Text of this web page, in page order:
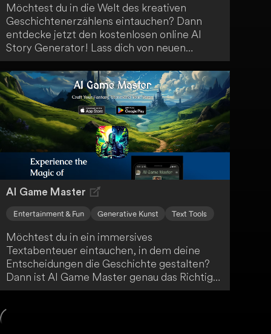
Möchtest du in die Welt des kreativen
Geschichtenerzählens eintauchen? Dann
entdecke jetzt den kostenlosen online AI
Story Generator! Lass dich von neuen
Erzählungen inspirieren und erkunde
verschiedene Genres mit anpassbaren
Optionen. Nutze die AI-generierten
Geschichten als Inspirationsquelle für dein
kreatives Schreiben, zur Unterhaltung oder
für Bildungszwecke.
AI Game Master
Entertainment & Fun Generative Kunst Text Tools
Möchtest du in ein immersives
Textabenteuer eintauchen, in dem deine
Entscheidungen die Geschichte gestalten?
Dann ist AI Game Master genau das Richtige
für dich! Erlebe einzigartiges, KI-gesteuertes